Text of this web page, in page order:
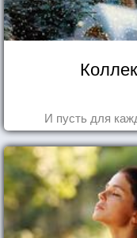
И пусть для